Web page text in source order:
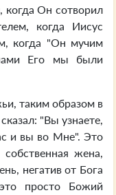
Он сотворил
когда Иисус
когда "Он мучим
Его мы были
таким образом в
"Вы узнаете,
и вы во Мне". Это
жена,
негатив от Бога
просто Божий